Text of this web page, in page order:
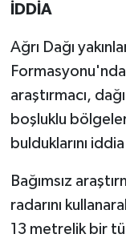
İDDİA
Ağrı Dağı
araştırmacı,
boşluklu
bulduklarını
Bağımsız
radarını
13 metrelik bir